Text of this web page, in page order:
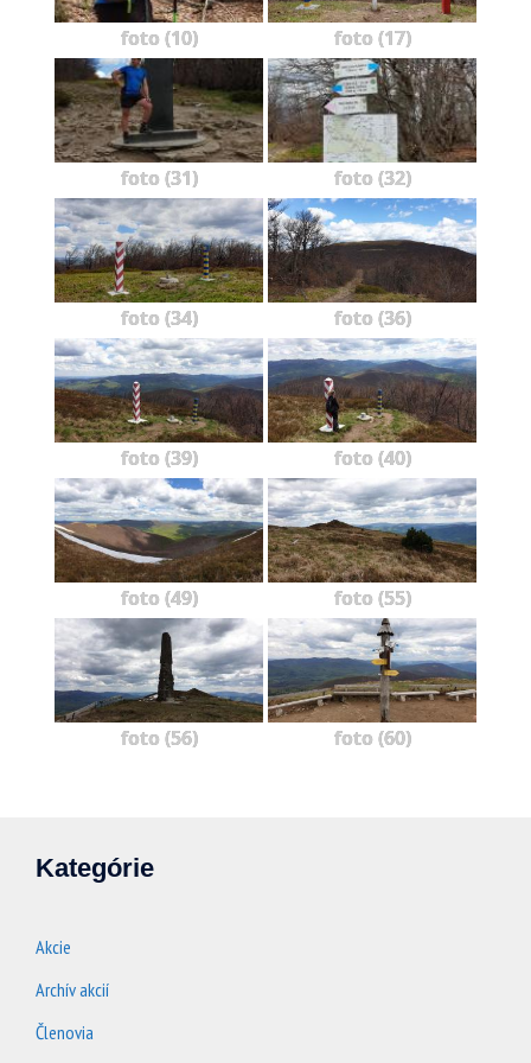
foto (10) foto (17)
foto (31) foto (32)
foto (34) foto (36)
foto (39) foto (40)
foto (49) foto (55)
foto (56) foto (60)
Kategórie
Akcie
Archív akcií
Členovia